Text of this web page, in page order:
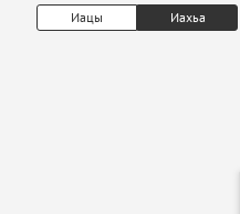
Иацы Иахьа